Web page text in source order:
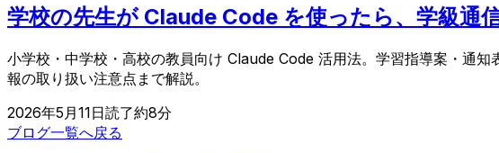
学校の先生が Claude Code を使ったら、学級通
小学校・中学校・高校の教員向け Claude Code 活用法。学習指導案・通
報の取り扱い注意点まで解説。
2026年5月11日読了約8分
ブログ一覧へ戻る